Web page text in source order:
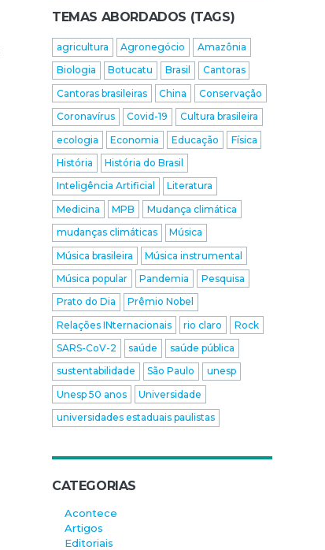
TEMAS ABORDADOS (TAGS)
agricultura Agronegócio
Amazônia
Biologia
Botucatu Brasil
Cantoras
Cantoras brasileiras
China
Conservação
Coronavírus
Covid-19
Cultura brasileira
ecologia
Economia Educação
Física
História
História do Brasil
Inteligência Artificial
Literatura
Medicina
MPB
Mudança climática
mudanças climáticas
Música
Música brasileira
Música instrumental
Música popular
Pandemia
Pesquisa
Prato do Dia
Prêmio Nobel
Relações INternacionais
rio claro
Rock
SARS-CoV-2
saúde
saúde pública
sustentabilidade
São Paulo
unesp
Unesp 50 anos
Universidade
universidades estaduais paulistas
CATEGORIAS
Acontece
Artigos
Editoriais